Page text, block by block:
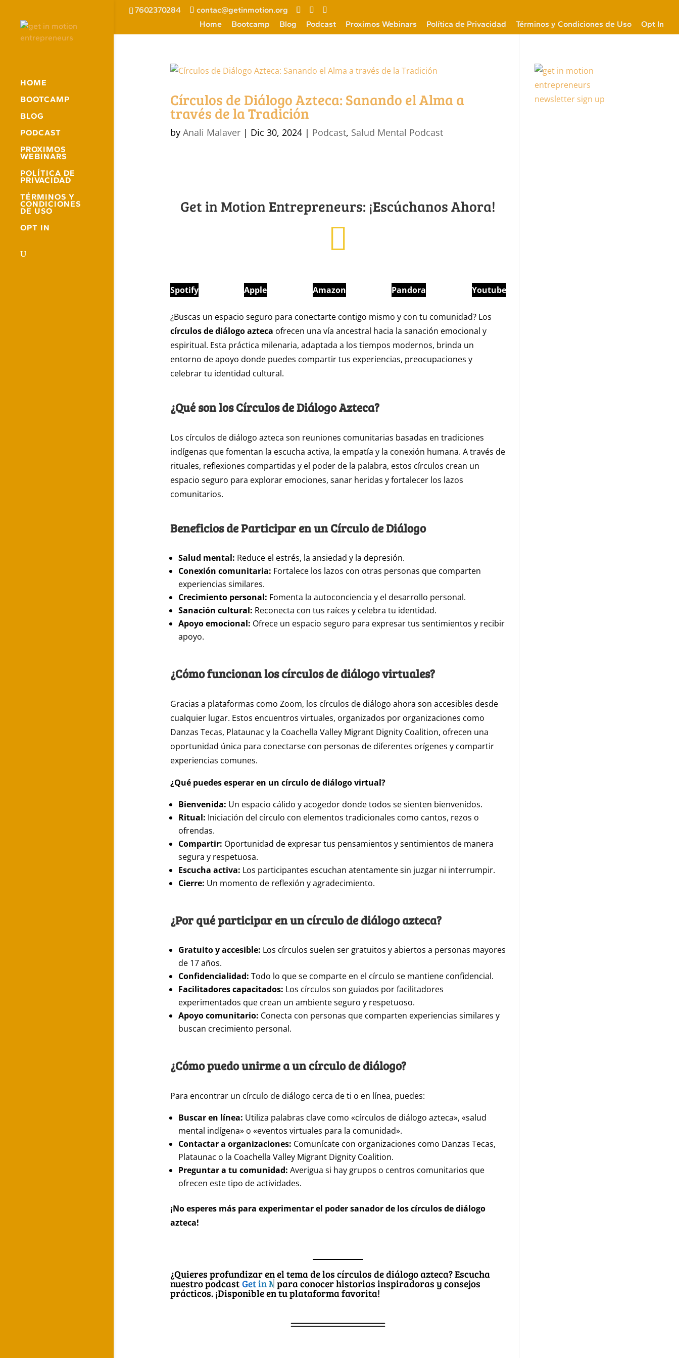
7602370284
contac@getinmotion.org
Home
Bootcamp Blog Podcast Proximos Webinars Política de Privacidad Términos y Condiciones de Uso Opt In
HOME
BOOTCAMP
BLOG
PODCAST
PROXIMOS
WEBINARS
POLÍTICA DE
PRIVACIDAD
TÉRMINOS Y
CONDICIONES
DE USO
OPT IN
Círculos de Diálogo Azteca: Sanando el Alma a
través de la Tradición
by Anali Malaver| Dic 30, 2024| Podcast, Salud Mental Podcast
Get in Motion Entrepreneurs: ¡Escúchanos Ahora!
Spotify Apple Amazon Pandora Youtube
¿Buscas un espacio seguro para conectarte contigo mismo y con tu comunidad? Los
círculos de diálogo azteca ofrecen una vía ancestral hacia la sanación emocional y
espiritual. Esta práctica milenaria, adaptada a los tiempos modernos, brinda un
entorno de apoyo donde puedes compartir tus experiencias, preocupaciones y
celebrar tu identidad cultural.
¿Qué son los Círculos de Diálogo Azteca?
Los círculos de diálogo azteca son reuniones comunitarias basadas en tradiciones
indígenas que fomentan la escucha activa, la empatía y la conexión humana. A través de
rituales, reflexiones compartidas y el poder de la palabra, estos círculos crean un
espacio seguro para explorar emociones, sanar heridas y fortalecer los lazos
comunitarios.
Beneficios de Participar en un Círculo de Diálogo
Salud mental: Reduce el estrés, la ansiedad y la depresión.
Conexión comunitaria: Fortalece los lazos con otras personas que comparten
experiencias similares.
Crecimiento personal: Fomenta la autoconciencia y el desarrollo personal.
Sanación cultural: Reconecta con tus raíces y celebra tu identidad.
Apoyo emocional: Ofrece un espacio seguro para expresar tus sentimientos y recibir
apoyo.
¿Cómo funcionan los círculos de diálogo virtuales?
Gracias a plataformas como Zoom, los círculos de diálogo ahora son accesibles desde
cualquier lugar. Estos encuentros virtuales, organizados por organizaciones como
Danzas Tecas, Plataunac y la Coachella Valley Migrant Dignity Coalition, ofrecen una
oportunidad única para conectarse con personas de diferentes orígenes y compartir
experiencias comunes.
¿Qué puedes esperar en un círculo de diálogo virtual?
Bienvenida: Un espacio cálido y acogedor donde todos se sienten bienvenidos.
Ritual: Iniciación del círculo con elementos tradicionales como cantos, rezos o
ofrendas.
Compartir: Oportunidad de expresar tus pensamientos y sentimientos de manera
segura y respetuosa.
Escucha activa: Los participantes escuchan atentamente sin juzgar ni interrumpir.
Cierre: Un momento de reflexión y agradecimiento.
¿Por qué participar en un círculo de diálogo azteca?
Gratuito y accesible: Los círculos suelen ser gratuitos y abiertos a personas mayores
de 17 años.
Confidencialidad: Todo lo que se comparte en el círculo se mantiene confidencial.
Facilitadores capacitados: Los círculos son guiados por facilitadores
experimentados que crean un ambiente seguro y respetuoso.
Apoyo comunitario: Conecta con personas que comparten experiencias similares y
buscan crecimiento personal.
¿Cómo puedo unirme a un círculo de diálogo?
Para encontrar un círculo de diálogo cerca de ti o en línea, puedes:
Buscar en línea: Utiliza palabras clave como «círculos de diálogo azteca», «salud
mental indígena» o «eventos virtuales para la comunidad».
Contactar a organizaciones: Comunícate con organizaciones como Danzas Tecas,
Plataunac o la Coachella Valley Migrant Dignity Coalition.
Preguntar a tu comunidad: Averigua si hay grupos o centros comunitarios que
ofrecen este tipo de actividades.
¡No esperes más para experimentar el poder sanador de los círculos de diálogo
azteca!
¿Quieres profundizar en el tema de los círculos de diálogo azteca? Escucha
nuestro podcast Get in Motion Entrepreneurs para conocer historias
inspiradoras y consejos prácticos. ¡Disponible en tu plataforma favorita!